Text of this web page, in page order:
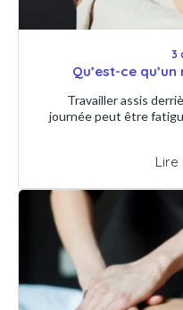
3
Qu’est-ce
Travailler assis
journée peut être
Lire